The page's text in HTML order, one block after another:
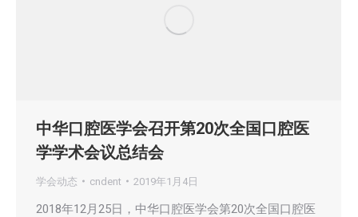
中华口腔医学会召开第20次全国口腔医
学学术会议总结会
学会动态 cndent 2019年1月4日
2018年12月25日，中华口腔医学会第20次全国口腔医